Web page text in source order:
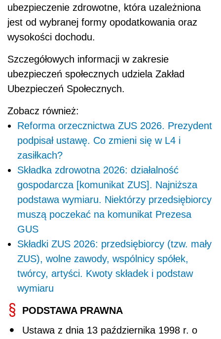
ubezpieczenie zdrowotne, która uzależniona
jest od wybranej formy opodatkowania oraz
wysokości dochodu.
Szczegółowych informacji w zakresie
ubezpieczeń społecznych udziela Zakład
Ubezpieczeń Społecznych.
Zobacz również:
Reforma orzecznictwa ZUS 2026. Prezydent
podpisał ustawę. Co zmieni się w L4 i
zasiłkach?
Składka zdrowotna 2026: działalność
gospodarcza [komunikat ZUS]. Najniższa
podstawa wymiaru. Niektórzy przedsiębiorcy
muszą poczekać na komunikat Prezesa
GUS
Składki ZUS 2026: przedsiębiorcy (tzw. mały
ZUS), wolne zawody, wspólnicy spółek,
twórcy, artyści. Kwoty składek i podstaw
wymiaru
PODSTAWA PRAWNA
Ustawa z dnia 13 października 1998 r. o